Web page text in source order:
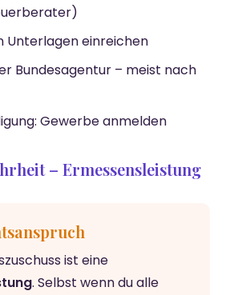
Unterlagen einreichen
Bundesagentur – meist nach
Gewerbe anmelden
– Ermessensleistung
ist eine
. Selbst wenn du alle